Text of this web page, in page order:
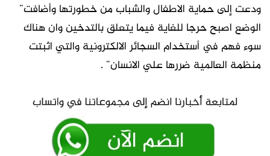
ودعت إلى حماية الاطفال والشباب من خطورتها وأضافت”
الوضع اصبح حرجا للغاية فيما يتعلق بالتدخين وان هناك
سوء فهم في أستخدام السجائر الالكترونية والتي اثبتت
منظمة العالمية ضررها علي الانسان” .